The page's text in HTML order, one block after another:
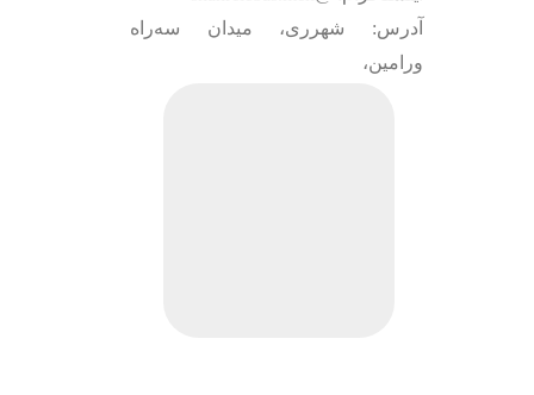
آدرس: شهرری، میدان سه‌راه
ورامین،